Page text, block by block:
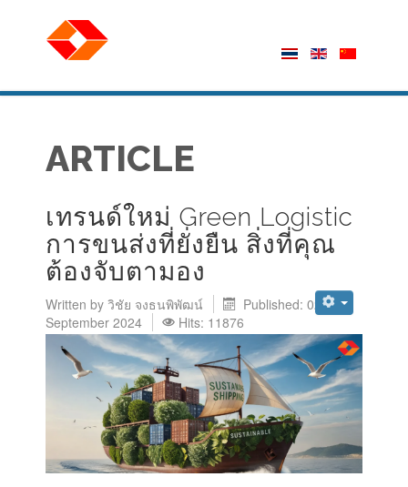
ARTICLE
เทรนด์ใหม่ Green Logistic
การขนส่งที่ยั่งยืน สิ่งที่คุณ
ต้องจับตามอง
Written by วิชัย จงธนพิพัฒน์
Published: 02
September 2024
Hits: 11876